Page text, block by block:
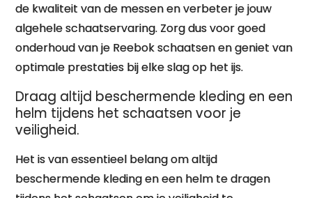
de kwaliteit van de messen en verbeter je jouw
algehele schaatservaring. Zorg dus voor goed
onderhoud van je Reebok schaatsen en geniet van
optimale prestaties bij elke slag op het ijs.
Draag altijd beschermende kleding en een
helm tijdens het schaatsen voor je
veiligheid.
Het is van essentieel belang om altijd
beschermende kleding en een helm te dragen